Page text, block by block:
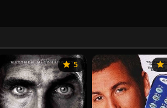
5